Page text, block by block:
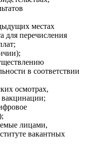
местах
для перечисления
в соответствии
осмотрах,
вакцинации;
лицами,
вакантных